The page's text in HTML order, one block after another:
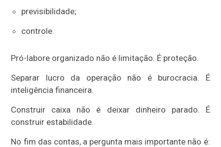
previsibilidade;
controle.
Pró-labore organizado não é limitação. É proteção.
Separar lucro da operação não é burocracia. É
inteligência financeira.
Construir caixa não é deixar dinheiro parado. É
construir estabilidade.
No fim das contas, a pergunta mais importante não é: